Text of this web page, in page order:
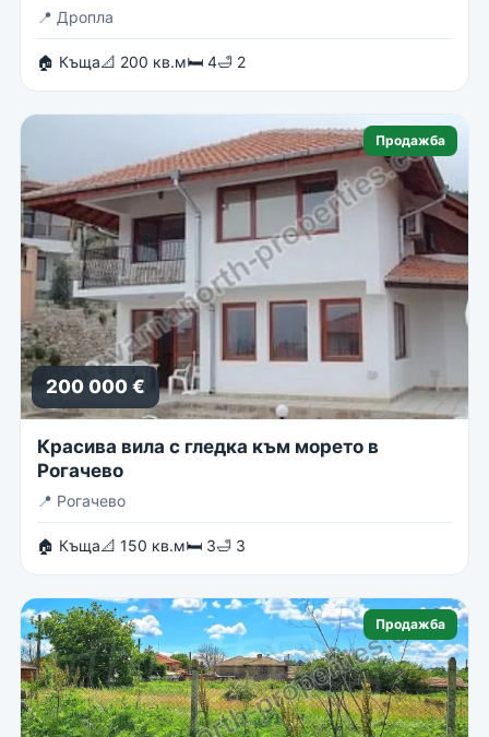
📍 Дропла
🏠 Къща📐 200 кв.м🛏 4🛁 2
Продажба
200 000 €
Красива вила с гледка към морето в
Рогачево
📍 Рогачево
🏠 Къща📐 150 кв.м🛏 3🛁 3
Продажба